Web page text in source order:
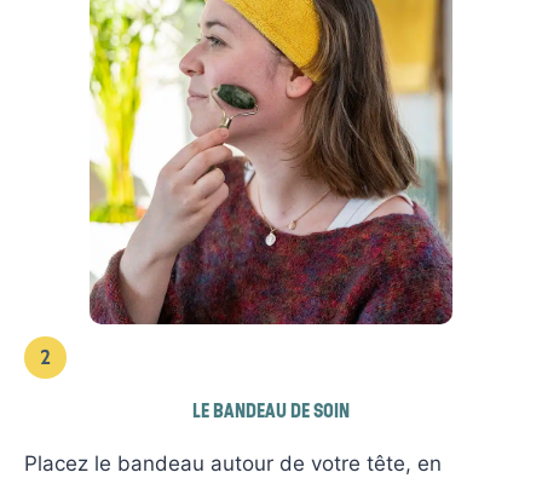
2
LE BANDEAU DE SOIN
Placez le bandeau autour de votre tête, en